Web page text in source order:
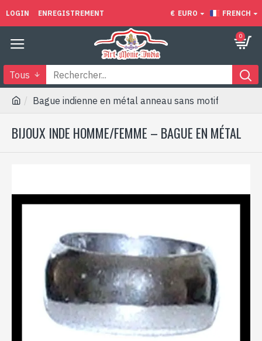
LOGIN ENREGISTREMENT € EURO FRENCH
0
Tous
Bague indienne en métal anneau sans motif
BIJOUX INDE HOMME/FEMME – BAGUE EN MÉTAL